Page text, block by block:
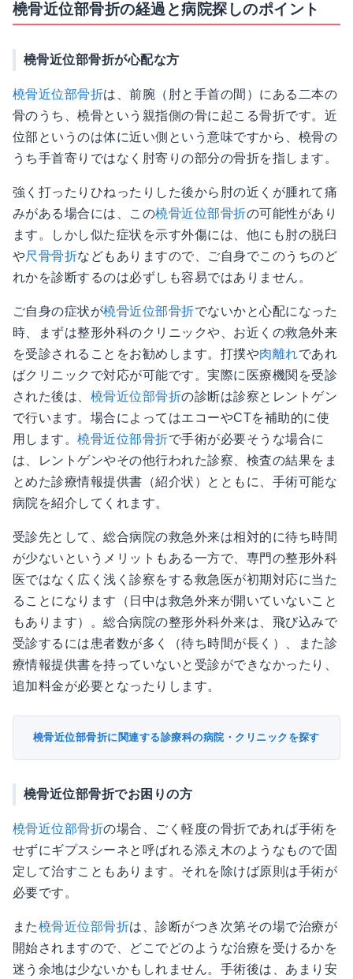
橈骨近位部骨折の経過と病院探しのポイント
橈骨近位部骨折が心配な方
橈骨近位部骨折は、前腕（肘と手首の間）にある二本の
骨のうち、橈骨という親指側の骨に起こる骨折です。近
位部というのは体に近い側という意味ですから、橈骨の
うち手首寄りではなく肘寄りの部分の骨折を指します。
強く打ったりひねったりした後から肘の近くが腫れて痛
みがある場合には、この橈骨近位部骨折の可能性があり
ます。しかし似た症状を示す外傷には、他にも肘の脱臼
や尺骨骨折などもありますので、ご自身でこのうちのど
れかを診断するのは必ずしも容易ではありません。
ご自身の症状が橈骨近位部骨折でないかと心配になった
時、まずは整形外科のクリニックや、お近くの救急外来
を受診されることをお勧めします。打撲や肉離れであれ
ばクリニックで対応が可能です。実際に医療機関を受診
された後は、 橈骨近位部骨折の診断は診察とレントゲン
で行います。場合によってはエコーやCTを補助的に使
用します。橈骨近位部骨折で手術が必要そうな場合に
は、レントゲンやその他行われた診察、検査の結果をま
とめた診療情報提供書（紹介状）とともに、手術可能な
病院を紹介してくれます。
受診先として、総合病院の救急外来は相対的に待ち時間
が少ないというメリットもある一方で、専門の整形外科
医ではなく広く浅く診察をする救急医が初期対応に当た
ることになります（日中は救急外来が開いていないこと
もあります）。総合病院の整形外科外来は、飛び込みで
受診するには患者数が多く（待ち時間が長く）、また診
療情報提供書を持っていないと受診ができなかったり、
追加料金が必要となったりします。
橈骨近位部骨折に関連する診療科の病院・クリニックを探す
橈骨近位部骨折でお困りの方
橈骨近位部骨折の場合、ごく軽度の骨折であれば手術を
せずにギプスシーネと呼ばれる添え木のようなもので固
定して治すこともあります。それを除けば原則は手術が
必要です。
また橈骨近位部骨折は、診断がつき次第その場で治療が
開始されますので、どこでどのような治療を受けるかを
迷う余地は少ないかもしれません。手術後は、あまり安